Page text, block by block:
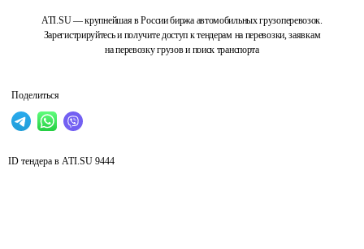
ATI.SU — крупнейшая в России биржа автомобильных грузоперевозок.
Зарегистрируйтесь и получите доступ к тендерам на перевозки, заявкам
на перевозку грузов и поиск транспорта
Поделиться
ID тендера в ATI.SU 9444